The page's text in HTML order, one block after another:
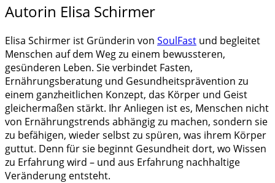
Autorin Elisa Schirmer
Elisa Schirmer ist Gründerin von SoulFast und begleitet
Menschen auf dem Weg zu einem bewussteren,
gesünderen Leben. Sie verbindet Fasten,
Ernährungsberatung und Gesundheitsprävention zu
einem ganzheitlichen Konzept, das Körper und Geist
gleichermaßen stärkt. Ihr Anliegen ist es, Menschen nicht
von Ernährungstrends abhängig zu machen, sondern sie
zu befähigen, wieder selbst zu spüren, was ihrem Körper
guttut. Denn für sie beginnt Gesundheit dort, wo Wissen
zu Erfahrung wird – und aus Erfahrung nachhaltige
Veränderung entsteht.